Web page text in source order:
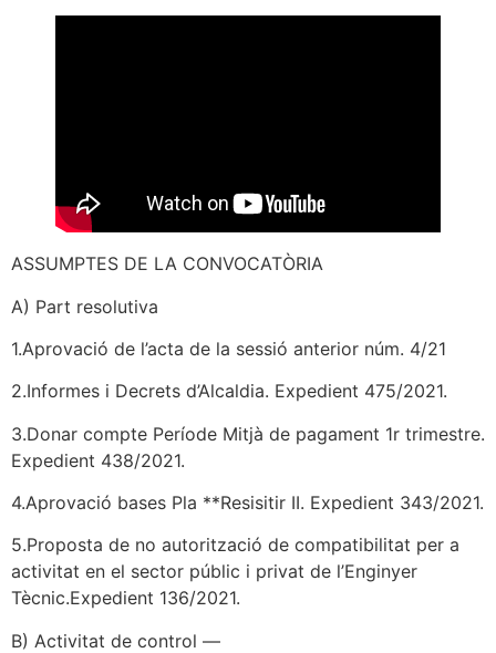
ASSUMPTES DE LA CONVOCATÒRIA
A) Part resolutiva
1.Aprovació de l’acta de la sessió anterior núm. 4/21
2.Informes i Decrets d’Alcaldia. Expedient 475/2021.
3.Donar compte Període Mitjà de pagament 1r trimestre.
Expedient 438/2021.
4.Aprovació bases Pla **Resisitir II. Expedient 343/2021.
5.Proposta de no autorització de compatibilitat per a
activitat en el sector públic i privat de l’Enginyer
Tècnic.Expedient 136/2021.
B) Activitat de control —